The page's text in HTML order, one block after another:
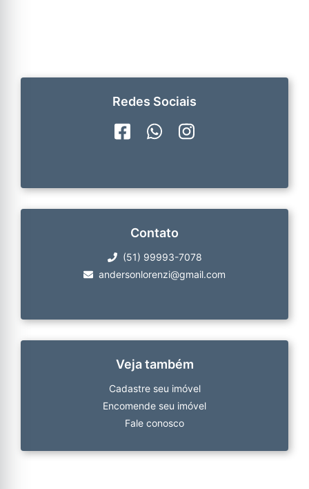
Redes Sociais
Contato
(51) 99993-7078
andersonlorenzi@gmail.com
Veja também
Cadastre seu imóvel
Encomende seu imóvel
Fale conosco